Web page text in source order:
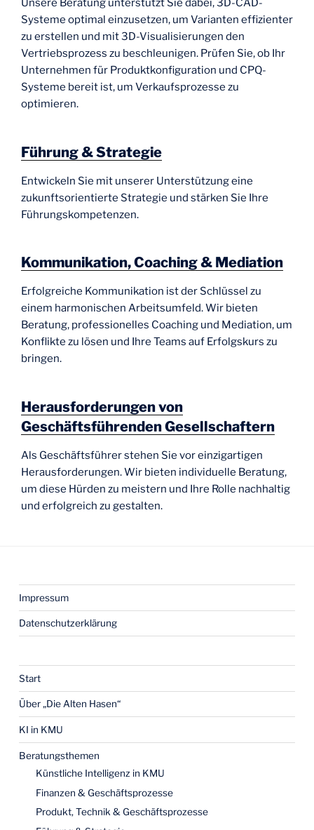
Unsere Beratung unterstützt Sie dabei, 3D-CAD-
Systeme optimal einzusetzen, um Varianten effizienter
zu erstellen und mit 3D-Visualisierungen den
Vertriebsprozess zu beschleunigen. Prüfen Sie, ob Ihr
Unternehmen für Produktkonfiguration und CPQ-
Systeme bereit ist, um Verkaufsprozesse zu
optimieren.
Führung & Strategie
Entwickeln Sie mit unserer Unterstützung eine
zukunftsorientierte Strategie und stärken Sie Ihre
Führungskompetenzen.
Kommunikation, Coaching & Mediation
Erfolgreiche Kommunikation ist der Schlüssel zu
einem harmonischen Arbeitsumfeld. Wir bieten
Beratung, professionelles Coaching und Mediation, um
Konflikte zu lösen und Ihre Teams auf Erfolgskurs zu
bringen.
Herausforderungen von
Geschäftsführenden Gesellschaftern
Als Geschäftsführer stehen Sie vor einzigartigen
Herausforderungen. Wir bieten individuelle Beratung,
um diese Hürden zu meistern und Ihre Rolle nachhaltig
und erfolgreich zu gestalten.
Impressum
Datenschutz­erklärung
Start
Über „Die Alten Hasen“
KI in KMU
Beratungsthemen
Künstliche Intelligenz in KMU
Finanzen & Geschäftsprozesse
Produkt, Technik & Geschäftsprozesse